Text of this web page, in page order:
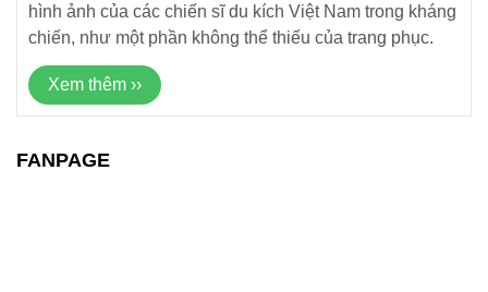
hình ảnh của các chiến sĩ du kích Việt Nam trong kháng
chiến, như một phần không thể thiếu của trang phục.
Xem thêm ››
FANPAGE